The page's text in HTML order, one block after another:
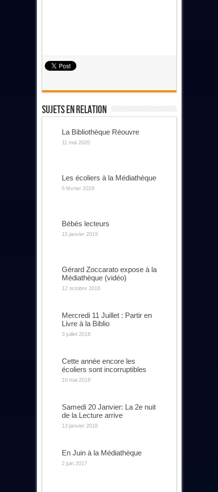
Sujets En Relation
La Bibliothèque Réouvre
11 mai 2020
Les écoliers à la Médiathèque
5 février 2019
Bébés lecteurs
15 janvier 2019
Gérard Zoccarato expose à la
Médiathèque (vidéo)
12 octobre 2018
Mercredi 11 Juillet : Partir en
Livre à la Biblio
3 juillet 2018
Cette année encore les
écoliers sont incorruptibles
10 mai 2018
Samedi 20 Janvier: La 2e nuit
de la Lecture arrive
13 janvier 2018
En Juin à la Médiathèque
2 juin 2017